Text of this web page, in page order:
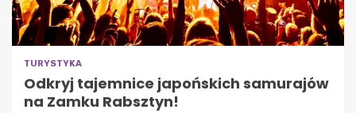
TURYSTYKA
Odkryj tajemnice japońskich samurajów
na Zamku Rabsztyn!